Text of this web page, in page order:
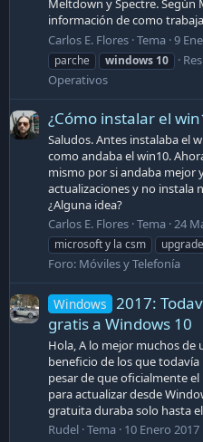
Meltdown y Spectre. Según
información de como
Carlos E. Flores Tema 9
parche
windows 10
Operativos
¿Cómo instalar el
Saludos. Antes instalaba el
como andaba el win10.
mismo por si andaba mejor
actualizaciones y no instala
¿Alguna idea?
Carlos E. Flores Tema 24
microsoft y la csm
upgrade
Foro: Móviles y Telefonía
Windows 2017:
gratis a Windows 10
Hola, A lo mejor muchos de
beneficio de los que
pesar de que oficialmente
para actualizar desde
gratuita duraba solo hasta el
Rudel Tema 10 Enero 2017